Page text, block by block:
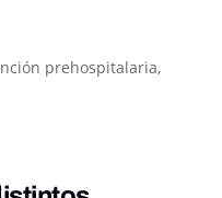
prehospitalaria,